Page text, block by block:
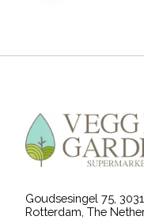
Goudsesingel 75, 3031
Rotterdam, The